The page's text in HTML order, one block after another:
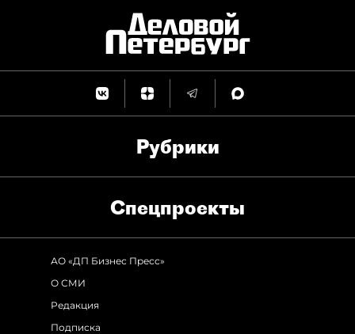
Рубрики
Спец­проекты
АО «ДП Бизнес Пресс»
О СМИ
Редакция
Подписка